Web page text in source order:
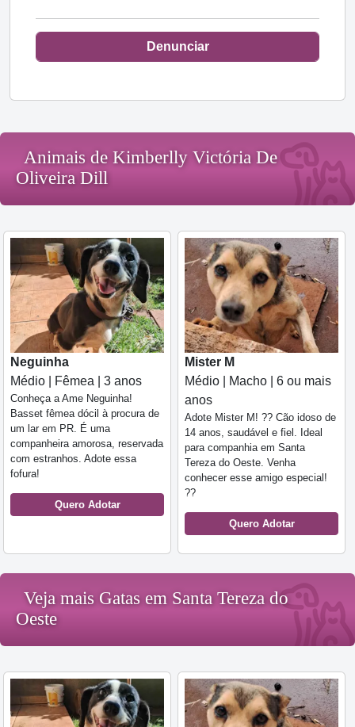
Denunciar
Animais de Kimberlly Victória De
Oliveira Dill
Neguinha
Médio | Fêmea | 3 anos
Conheça a Ame Neguinha!
Basset fêmea dócil à procura de
um lar em PR. É uma
companheira amorosa, reservada
com estranhos. Adote essa
fofura!
Quero Adotar
Mister M
Médio | Macho | 6 ou mais
anos
Adote Mister M! ?? Cão idoso de
14 anos, saudável e fiel. Ideal
para companhia em Santa
Tereza do Oeste. Venha
conhecer esse amigo especial!
??
Quero Adotar
Veja mais Gatas em Santa Tereza do
Oeste